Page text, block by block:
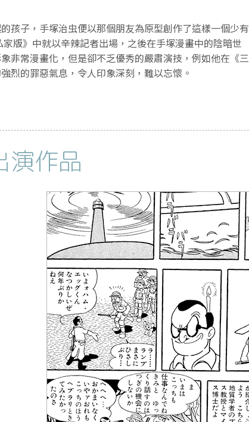
孩子，手塚治虫便以那個朋友為原型創作了這樣一個少有
版》中就以辛辣記者出場，之後在手塚漫畫中的陰暗世
非常漫畫化，但是卻不乏優秀的嚴肅演技，例如他在《三
烈的罪惡氣息，令人印象深刻，難以忘懷。
演作品